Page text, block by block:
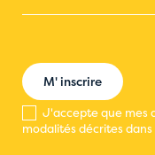
M' inscrire
J'accepte que mes
modalités décrites dans